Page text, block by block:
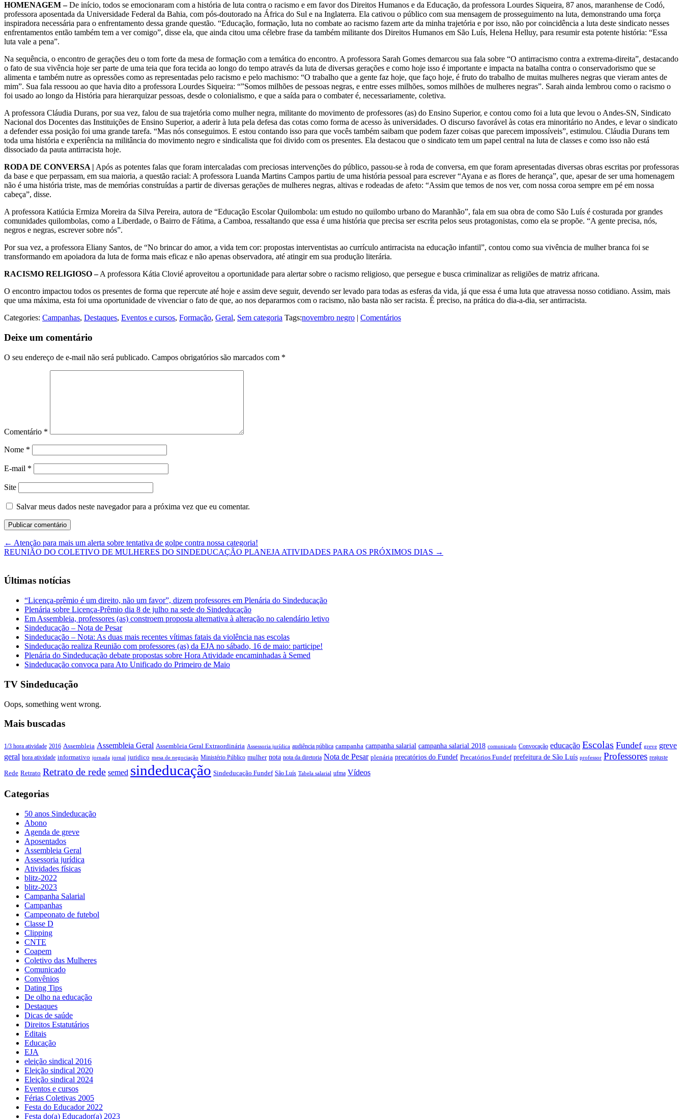
HOMENAGEM –De início, todos se emocionaram com a história de luta contra o racismo e em favor dos Direitos Humanos e da Educação, da professora Lourdes Siqueira, 87 anos, maranhense de Codó,
professora aposentada da Universidade Federal da Bahia, com pós-doutorado na África do Sul e na Inglaterra. Ela cativou o público com sua mensagem de prosseguimento na luta, demonstrando uma força
inspiradora necessária para o enfrentamento dessa grande questão. “Educação, formação, luta no combate ao racismo fazem arte da minha trajetória e por isso, não por coincidência a luta deste sindicato nesses
enfrentamentos então também tem a ver comigo”, disse ela, que ainda citou uma célebre frase da também militante dos Direitos Humanos em São Luís, Helena Helluy, para resumir esta potente história: “Essa
luta vale a pena”.
Na sequência, o encontro de gerações deu o tom forte da mesa de formação com a temática do encontro. A professora Sarah Gomes demarcou sua fala sobre “O antirracismo contra a extrema-direita”, destacando
o fato de sua vivência hoje ser parte de uma teia que fora tecida ao longo do tempo através da luta de diversas gerações e como hoje isso é importante e impacta na batalha contra o conservadorismo que se
alimenta e também nutre as opressões como as representadas pelo racismo e pelo machismo: “O trabalho que a gente faz hoje, que faço hoje, é fruto do trabalho de muitas mulheres negras que vieram antes de
mim”. Sua fala ressoou ao que havia dito a professora Lourdes Siqueira: “”Somos milhões de pessoas negras, e entre esses milhões, somos milhões de mulheres negras”. Sarah ainda lembrou como o racismo o
foi usado ao longo da História para hierarquizar pessoas, desde o colonialismo, e que a saída para o combater é, necessariamente, coletiva.
A professora Cláudia Durans, por sua vez, falou de sua trajetória como mulher negra, militante do movimento de professores (as) do Ensino Superior, e contou como foi a luta que levou o Andes-SN, Sindicato
Nacional dos Docentes das Instituições de Ensino Superior, a aderir à luta pela defesa das cotas como forma de acesso às universidades. O discurso favorável às cotas era minoritário no Andes, e levar o sindicato
a defender essa posição foi uma grande tarefa. “Mas nós conseguimos. E estou contando isso para que vocês também saibam que podem fazer coisas que parecem impossíveis”, estimulou. Cláudia Durans tem
toda uma história e experiência na militância do movimento negro e sindicalista que foi divido com os presentes. Ela destacou que o sindicato tem um papel central na luta de classes e como isso não está
dissociado da pauta antirracista hoje.
RODA DE CONVERSA | Após as potentes falas que foram intercaladas com preciosas intervenções do público, passou-se à roda de conversa, em que foram apresentadas diversas obras escritas por professoras
da base e que perpassam, em sua maioria, a questão racial: A professora Luanda Martins Campos partiu de uma história pessoal para escrever “Ayana e as flores de herança”, que, apesar de ser uma homenagem
não é uma história triste, mas de memórias construídas a partir de diversas gerações de mulheres negras, altivas e rodeadas de afeto: “Assim que temos de nos ver, com nossa coroa sempre em pé em nossa
cabeça”, disse.
A professora Katiúcia Ermiza Moreira da Silva Pereira, autora de “Educação Escolar Quilombola: um estudo no quilombo urbano do Maranhão”, fala em sua obra de como São Luís é costurada por grandes
comunidades quilombolas, como a Liberdade, o Bairro de Fátima, a Camboa, ressaltando que essa é uma história que precisa ser escrita pelos seus protagonistas, como ela se propõe. “A gente precisa, nós,
negros e negras, escrever sobre nós”.
Por sua vez, a professora Eliany Santos, de “No brincar do amor, a vida tem cor: propostas interventistas ao currículo antirracista na educação infantil”, contou como sua vivência de mulher branca foi se
transformando em apoiadora da luta de forma mais eficaz e não apenas observadora, até atingir em sua produção literária.
RACISMO RELIGIOSO –A professora Kátia Clovié aproveitou a oportunidade para alertar sobre o racismo religioso, que persegue e busca criminalizar as religiões de matriz africana.
O encontro impactou todos os presentes de forma que repercute até hoje e assim deve seguir, devendo ser levado para todas as esferas da vida, já que essa é uma luta que atravessa nosso cotidiano. Assim, mais
que uma máxima, esta foi uma oportunidade de vivenciar o fato de que, ao nos depararmos com o racismo, não basta não ser racista. É preciso, na prática do dia-a-dia, ser antirracista.
Categories: Campanhas, Destaques, Eventos e cursos, Formação, Geral, Sem categoria Tags:novembro negro | Comentários
Deixe um comentário
O seu endereço de e-mail não será publicado. Campos obrigatórios são marcados com *
Comentário *
Nome *
E-mail *
Site
Salvar meus dados neste navegador para a próxima vez que eu comentar.
← Atenção para mais um alerta sobre tentativa de golpe contra nossa categoria!
REUNIÃO DO COLETIVO DE MULHERES DO SINDEDUCAÇÃO PLANEJA ATIVIDADES PARA OS PRÓXIMOS DIAS →
Últimas notícias
“Licença-prêmio é um direito, não um favor”, dizem professores em Plenária do Sindeducação
Plenária sobre Licença-Prêmio dia 8 de julho na sede do Sindeducação
Em Assembleia, professores (as) constroem proposta alternativa à alteração no calendário letivo
Sindeducação – Nota de Pesar
Sindeducação – Nota: As duas mais recentes vítimas fatais da violência nas escolas
Sindeducação realiza Reunião com professores (as) da EJA no sábado, 16 de maio: participe!
Plenária do Sindeducação debate propostas sobre Hora Atividade encaminhadas à Semed
Sindeducação convoca para Ato Unificado do Primeiro de Maio
TV Sindeducação
Oops, something went wrong.
Mais buscadas
1/3 hora atividade 2016 Assembleia Assembleia Geral Assembleia Geral Extraordinária Assessoria jurídica audiência pública campanha campanha salarial campanha salarial 2018 comunicado Convocação educação Escolas Fundef greve greve
geral hora atividade informativo jornada jornal juridico mesa de negociação Ministério Público mulher nota nota da diretoria Nota de Pesar plenária precatórios do Fundef Precatórios Fundef prefeitura de São Luís professor Professores reajuste
Rede Retrato Retrato de rede semed sindeducação Sindeducação Fundef São Luís Tabela salarial ufma Vídeos
Categorias
50 anos Sindeducação
Abono
Agenda de greve
Aposentados
Assembleia Geral
Assessoria jurídica
Atividades físicas
blitz-2022
blitz-2023
Campanha Salarial
Campanhas
Campeonato de futebol
Classe D
Clipping
CNTE
Coapem
Coletivo das Mulheres
Comunicado
Convênios
Dating Tips
De olho na educação
Destaques
Dicas de saúde
Direitos Estatutários
Editais
Educação
EJA
eleição sindical 2016
Eleição sindical 2020
Eleição sindical 2024
Eventos e cursos
Férias Coletivas 2005
Festa do Educador 2022
Festa do(a) Educador(a) 2023